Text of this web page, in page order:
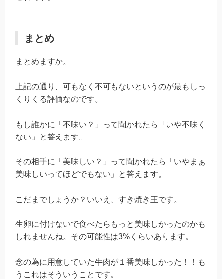
まとめ
まとめますか。
上記の通り、可もなく不可もないというのが最もしっ
くりくる評価なのです。
もし誰かに「不味い？」って聞かれたら「いや不味く
ない」と答えます。
その相手に「美味しい？」って聞かれたら「いやまぁ
美味しいってほどでもない」と答えます。
こだまでしょうか？いいえ、すき焼き王です。
生卵に付けないで食べたらもっと美味しかったのかも
しれませんね。その可能性は3%くらいあります。
念の為に用意していた牛肉が１番美味しかった！！も
うこれはそういうことです。